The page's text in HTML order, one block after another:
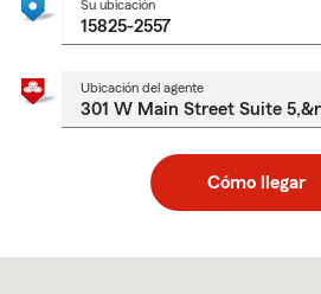
Su ubicación
Ubicación del agente
Cómo llegar
to